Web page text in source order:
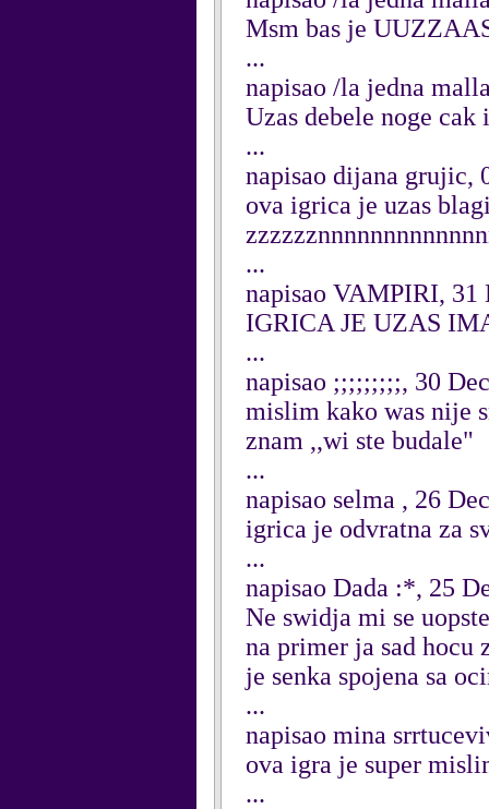
Msm bas je
...
napisao /la jedna
Uzas debele noge
...
napisao dijana grujic,
ova igrica je uzas
...
napisao VAMPIRI, 31
IGRICA JE UZAS
...
napisao ;;;;;;;;;, 30
mislim kako was nije
znam ,,wi ste budale"
...
napisao selma , 26
igrica je odvratna za
...
napisao Dada :*, 25
Ne swidja mi se
na primer ja sad hocu
je senka spojena sa
...
napisao mina
ova igra je super
...